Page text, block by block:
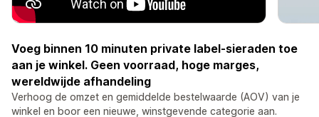
Voeg binnen 10 minuten private label-sieraden toe
aan je winkel. Geen voorraad, hoge marges,
wereldwijde afhandeling
Verhoog de omzet en gemiddelde bestelwaarde (AOV) van je
winkel en boor een nieuwe, winstgevende categorie aan.